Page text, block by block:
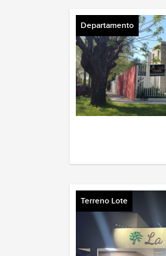
Departamento
Terreno Lote